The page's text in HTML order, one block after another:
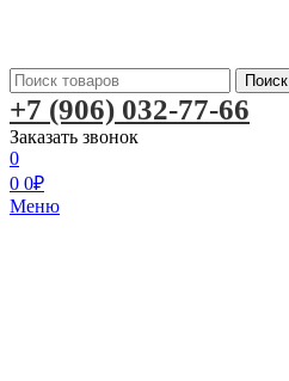
Поиск
+7 (906) 032-77-66
Заказать звонок
0
0 0₽
Меню